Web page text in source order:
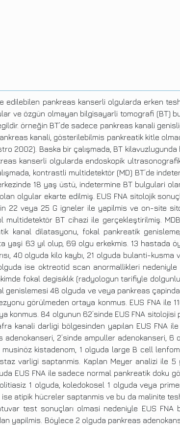
pankreas kanserli olgularda erken
ve özgün olmayan bilgisayarli tomografi (BT)
örneğin BT’de sadece pankreas kanali
kanali, gösterilebilmis pankreatik kitle
2002). Baska bir çalışmada, BT
kanserli olgularda endoskopik
kontrastli multidetektör (MD) BT’de
18 yaş üstü, indetermine BT bulgulari
olgular ekarte edilmiş. EUS FNA sitolojik
22 veya 25 G igneler ile yapilmis ve on-site
BT cihazi ile gerçekleştirilmiş.
kanal dilatasyonu, fokal pankreatik
yaşi 63 yıl olup, 69 olgu erkekmis. 13 hastada
40 olguda kilo kaybı, 21 olguda bulanti-kusma
ise oktreotid scan anormallikleri
fokal degisıklık (radyologun tarifiyle
48 olguda ve veya pankreas
görülmeden ortaya konmus. EUS FNA ile
84 olgunun 62’sinde EUS FNA
kanali darligi bölgesinden yapılan EUS FNA
2’sinde ampuller adenokanseri, 6
kistadenom, 1 olguda large B cell
varligi saptanmis. Kaplan Meyer analizi ile 5
EUS FNA ile sadece normal pankreatik doku
1 olguda, koledokosel 1 olguda veya
atipik hücreler saptanmis ve bu da malinite
test sonuçları olmasi nedeniyle EUS
yapilmis. Böylece 2 olguda pankreas